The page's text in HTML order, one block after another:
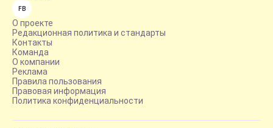
FB
О проекте
Редакционная политика и стандарты
Контакты
Команда
О компании
Реклама
Правила пользования
Правовая информация
Политика конфиденциальности